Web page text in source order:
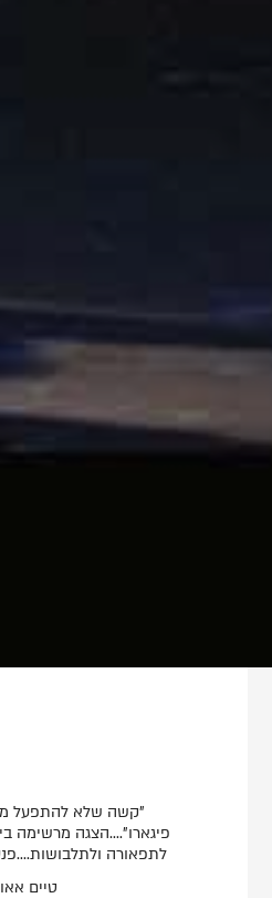
"קשה שלא להתפעל
פיגארו"....הצגה מרשימה
לתפאורה
טיים